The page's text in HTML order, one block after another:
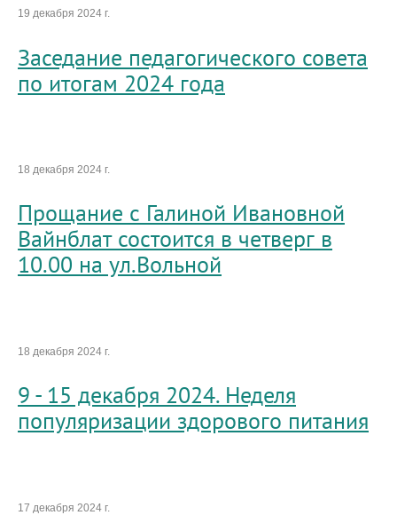
19 декабря 2024 г.
Заседание педагогического совета
по итогам 2024 года
18 декабря 2024 г.
Прощание с Галиной Ивановной
Вайнблат состоится в четверг в
10.00 на ул.Вольной
18 декабря 2024 г.
9 - 15 декабря 2024. Неделя
популяризации здорового питания
17 декабря 2024 г.